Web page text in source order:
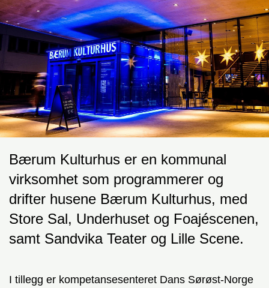
Bærum Kulturhus er en kommunal
virksomhet som programmerer og
drifter husene Bærum Kulturhus, med
Store Sal, Underhuset og Foajéscenen,
samt Sandvika Teater og Lille Scene.
I tillegg er kompetansesenteret Dans Sørøst-Norge